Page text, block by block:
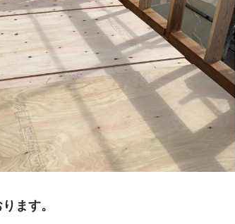
ます。